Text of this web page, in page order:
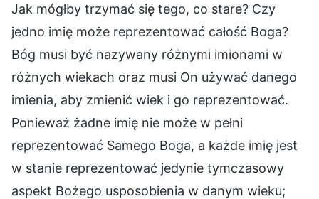
Jak mógłby trzymać się tego, co stare? Czy
jedno imię może reprezentować całość Boga?
Bóg musi być nazywany różnymi imionami w
różnych wiekach oraz musi On używać danego
imienia, aby zmienić wiek i go reprezentować.
Ponieważ żadne imię nie może w pełni
reprezentować Samego Boga, a każde imię jest
w stanie reprezentować jedynie tymczasowy
aspekt Bożego usposobienia w danym wieku;